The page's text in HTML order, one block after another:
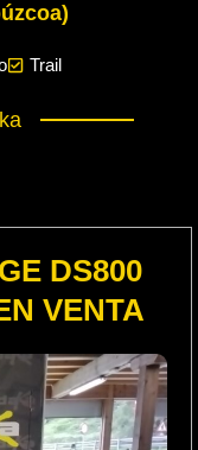
Trail
DS800
VENTA